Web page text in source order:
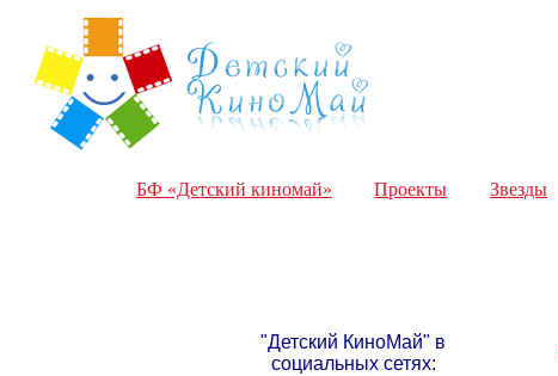
БФ «Детский киномай» Проекты Звезды
"Детский КиноМай" в
социальных сетях: